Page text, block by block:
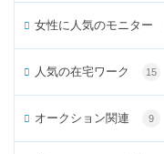
女性に人気のモニター
人気の在宅ワーク 15
オークション関連 9